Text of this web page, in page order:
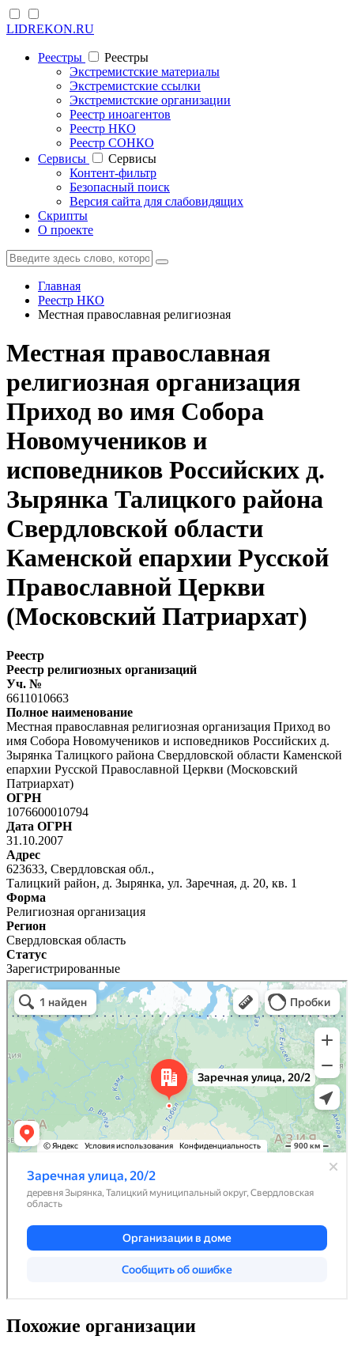
LIDREKON.RU
Реестры
Реестры
Экстремистские материалы
Экстремистские ссылки
Экстремистские организации
Реестр иноагентов
Реестр НКО
Реестр СОНКО
Cервисы
Cервисы
Контент-фильтр
Безопасный поиск
Версия сайта для слабовидящих
Скрипты
О проекте
Главная
Реестр НКО
Местная православная религиозная
Местная православная
религиозная организация
Приход во имя Собора
Новомучеников и
исповедников Российских д.
Зырянка Талицкого района
Свердловской области
Каменской епархии Русской
Православной Церкви
(Московский Патриархат)
Реестр
Реестр религиозных организаций
Уч. №
6611010663
Полное наименование
Местная православная религиозная организация Приход во
имя Собора Новомучеников и исповедников Российских д.
Зырянка Талицкого района Свердловской области Каменской
епархии Русской Православной Церкви (Московский
Патриархат)
ОГРН
1076600010794
Дата ОГРН
31.10.2007
Адрес
623633, Свердловская обл.,
Талицкий район, д. Зырянка, ул. Заречная, д. 20, кв. 1
Форма
Религиозная организация
Регион
Свердловская область
Статус
Зарегистрированные
Похожие организации